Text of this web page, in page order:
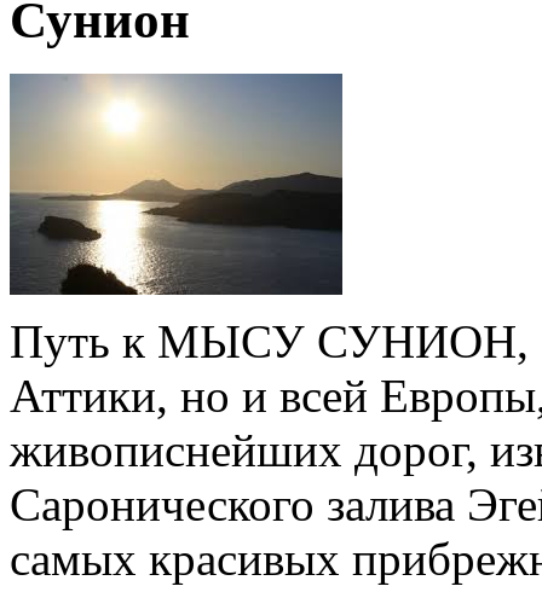
Сунион
Путь к МЫСУ СУНИОН,
Аттики, но и всей
живописнейших дорог,
Саронического залива
самых красивых